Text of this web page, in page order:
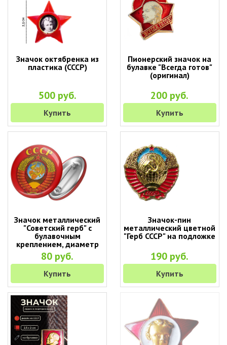
Значок октябренка из
пластика (СССР)
500 руб.
Купить
Пионерский значок на
булавке "Всегда готов"
(оригинал)
200 руб.
Купить
Значок металлический
"Советский герб" с
булавочным
креплением, диаметр
4,5 см
80 руб.
Купить
Значок-пин
металлический цветной
"Герб СССР" на подложке
190 руб.
Купить